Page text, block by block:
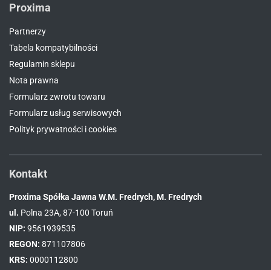
Proxima
Partnerzy
Tabela kompatybilności
Regulamin sklepu
Nota prawna
Formularz zwrotu towaru
Formularz usług serwisowych
Polityk prywatności i cookies
Kontakt
Proxima Spółka Jawna W.M. Fredrych, M. Fredrych
ul. Polna 23A, 87-100 Toruń
NIP: 9561939535
REGON: 871107806
KRS: 0000112800